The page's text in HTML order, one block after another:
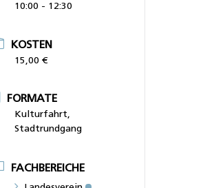
10:00 - 12:30
KOSTEN
15,00 €
FORMATE
Kulturfahrt,
Stadtrundgang
FACHBEREICHE